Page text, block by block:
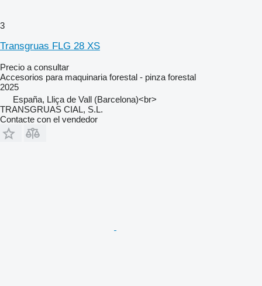
3
Transgruas FLG 28 XS
Precio a consultar
Accesorios para maquinaria forestal - pinza forestal
2025
España, Lliça de Vall (Barcelona)<br>
TRANSGRUAS CIAL, S.L.
Contacte con el vendedor